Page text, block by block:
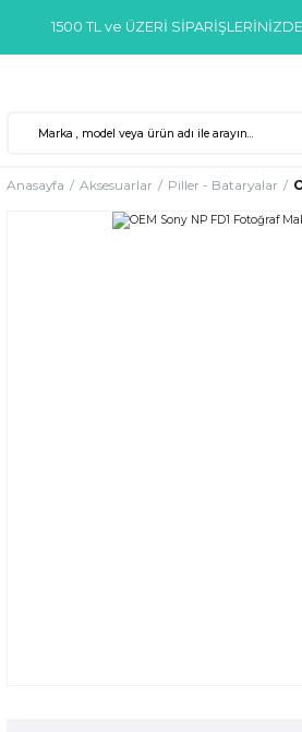
1500 TL ve ÜZERİ SİPARİŞLERİNİZDE
Anasayfa Aksesuarlar Piller - Bataryalar